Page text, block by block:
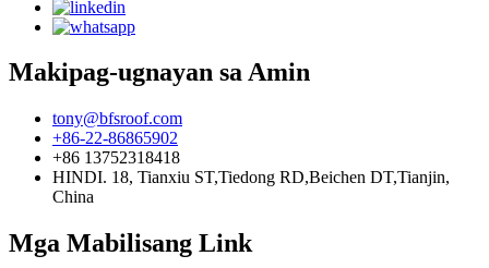
Makipag-ugnayan sa Amin
tony@bfsroof.com
+86-22-86865902
+86 13752318418
HINDI. 18, Tianxiu ST,Tiedong RD,Beichen DT,Tianjin,
China
Mga Mabilisang Link